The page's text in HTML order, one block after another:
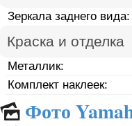
Зеркала заднего вида:
Краска и отделка
Металлик:
Комплект наклеек:
🌄 Фото